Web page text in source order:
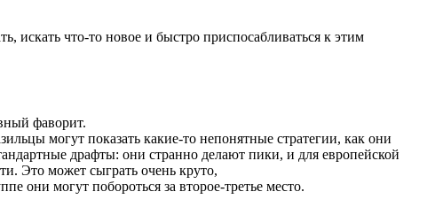
искать что-то новое и быстро приспосабливаться к этим
фаворит.
могут показать какие-то непонятные стратегии, как они
драфты: они странно делают пики, и для европейской
Это может сыграть очень круто,
они могут побороться за второе-третье место.